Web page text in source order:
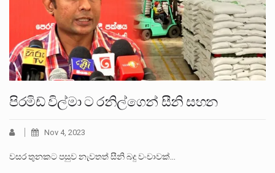
පිරමිඩ් විල්මා ට රනිල්ගෙන් සීනි සහන
Nov 4, 2023
වසර තුනකට පසුව නැවතත් සීනි බදු වංචාවක්…